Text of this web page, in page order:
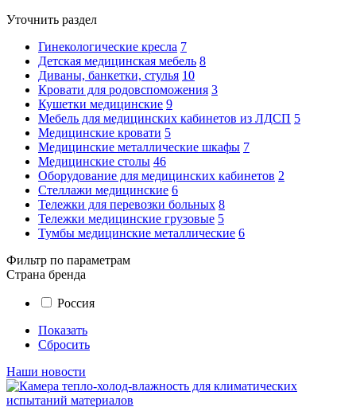
Уточнить раздел
Гинекологические кресла 7
Детская медицинская мебель 8
Диваны, банкетки, стулья 10
Кровати для родовспоможения 3
Кушетки медицинские 9
Мебель для медицинских кабинетов из ЛДСП 5
Медицинские кровати 5
Медицинские металлические шкафы 7
Медицинские столы 46
Оборудование для медицинских кабинетов 2
Стеллажи медицинские 6
Тележки для перевозки больных 8
Тележки медицинские грузовые 5
Тумбы медицинские металлические 6
Фильтр по параметрам
Страна бренда
Россия
Показать
Сбросить
Наши новости